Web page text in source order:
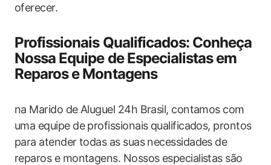
oferecer.
Profissionais Qualificados: Conheça
Nossa Equipe de Especialistas em
Reparos e Montagens
na Marido de Aluguel 24h Brasil, contamos com
uma equipe de profissionais qualificados, prontos
para atender todas as suas necessidades de
reparos e montagens. Nossos especialistas são